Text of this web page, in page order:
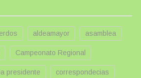
aldeamayor asamblea
Campeonato Regional
presidente correspondecias